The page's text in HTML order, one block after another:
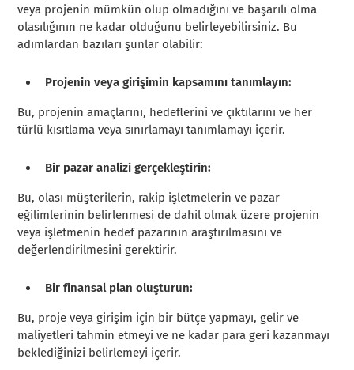
veya projenin mümkün olup olmadığını ve başarılı olma
olasılığının ne kadar olduğunu belirleyebilirsiniz. Bu
adımlardan bazıları şunlar olabilir:
Projenin veya girişimin kapsamını tanımlayın:
Bu, projenin amaçlarını, hedeflerini ve çıktılarını ve her
türlü kısıtlama veya sınırlamayı tanımlamayı içerir.
Bir pazar analizi gerçekleştirin:
Bu, olası müşterilerin, rakip işletmelerin ve pazar
eğilimlerinin belirlenmesi de dahil olmak üzere projenin
veya işletmenin hedef pazarının araştırılmasını ve
değerlendirilmesini gerektirir.
Bir finansal plan oluşturun:
Bu, proje veya girişim için bir bütçe yapmayı, gelir ve
maliyetleri tahmin etmeyi ve ne kadar para geri kazanmayı
beklediğinizi belirlemeyi içerir.